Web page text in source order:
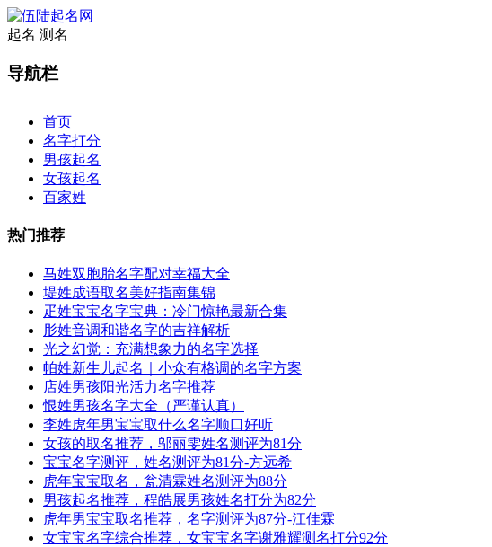
起名 测名
导航栏
首页
名字打分
男孩起名
女孩起名
百家姓
热门推荐
马姓双胞胎名字配对幸福大全
堤姓成语取名美好指南集锦
疋姓宝宝名字宝典：冷门惊艳最新合集
肜姓音调和谐名字的吉祥解析
光之幻觉：充满想象力的名字选择
帕姓新生儿起名｜小众有格调的名字方案
店姓男孩阳光活力名字推荐
恨姓男孩名字大全（严谨认真）
李姓虎年男宝宝取什么名字顺口好听
女孩的取名推荐，邬丽雯姓名测评为81分
宝宝名字测评，姓名测评为81分-方远希
虎年宝宝取名，瓮清霖姓名测评为88分
男孩起名推荐，程皓展男孩姓名打分为82分
虎年男宝宝取名推荐，名字测评为87分-江佳霖
女宝宝名字综合推荐，女宝宝名字谢雅耀测名打分92分